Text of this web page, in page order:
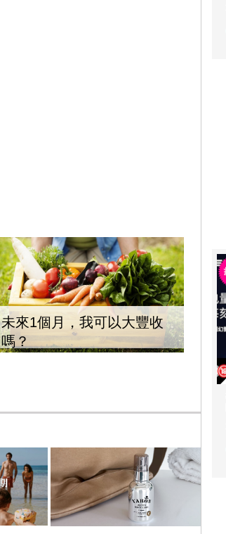
未來1個月，我可以大豐收
嗎？